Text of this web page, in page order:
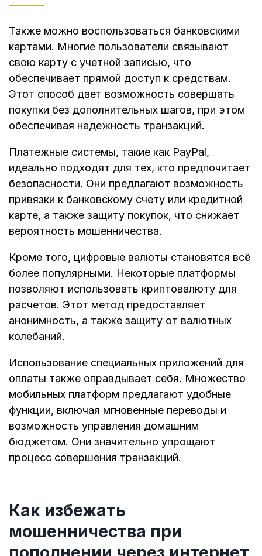
Также можно воспользоваться банковскими
картами. Многие пользователи связывают
свою карту с учетной записью, что
обеспечивает прямой доступ к средствам.
Этот способ дает возможность совершать
покупки без дополнительных шагов, при этом
обеспечивая надежность транзакций.
Платежные системы, такие как PayPal,
идеально подходят для тех, кто предпочитает
безопасности. Они предлагают возможность
привязки к банковскому счету или кредитной
карте, а также защиту покупок, что снижает
вероятность мошенничества.
Кроме того, цифровые валюты становятся всё
более популярными. Некоторые платформы
позволяют использовать криптовалюту для
расчетов. Этот метод предоставляет
анонимность, а также защиту от валютных
колебаний.
Использование специальных приложений для
оплаты также оправдывает себя. Множество
мобильных платформ предлагают удобные
функции, включая мгновенные переводы и
возможность управления домашним
бюджетом. Они значительно упрощают
процесс совершения транзакций.
Как избежать
мошенничества при